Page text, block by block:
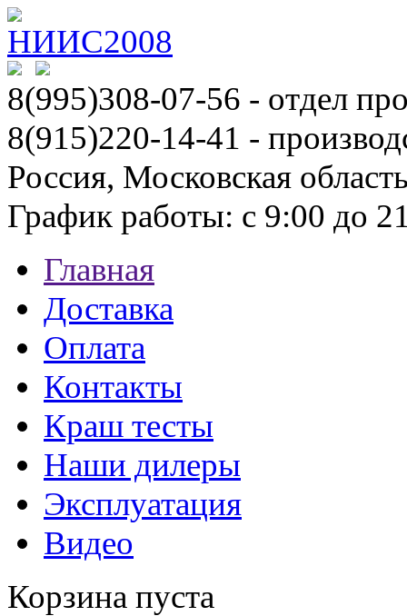
8(995)308-07-56 - отдел
8(915)220-14-41 -
Россия, Московская
График работы: с 9:00 до
Главная
Доставка
Оплата
Контакты
Краш тесты
Наши дилеры
Эксплуатация
Видео
Корзина пуста